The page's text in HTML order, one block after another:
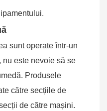
sunt operate într-un
nu este nevoie să se
Produsele
către secțiile de
de către mașini.